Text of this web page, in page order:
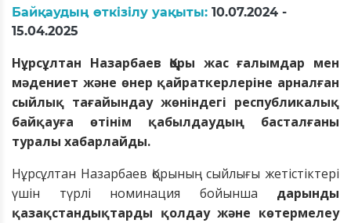
Байқаудың өткізілу уақыты: 10.07.2024 -
15.04.2025
Нұрсұлтан Назарбаев Қоры жас ғалымдар мен
мәдениет және өнер қайраткерлеріне арналған
сыйлық тағайындау жөніндегі республикалық
байқауға өтінім қабылдаудың басталғаны
туралы хабарлайды.
Нұрсұлтан Назарбаев Қорының сыйлығы жетістіктері
үшін түрлі номинация бойынша дарынды
қазақстандықтарды қолдау және көтермелеу